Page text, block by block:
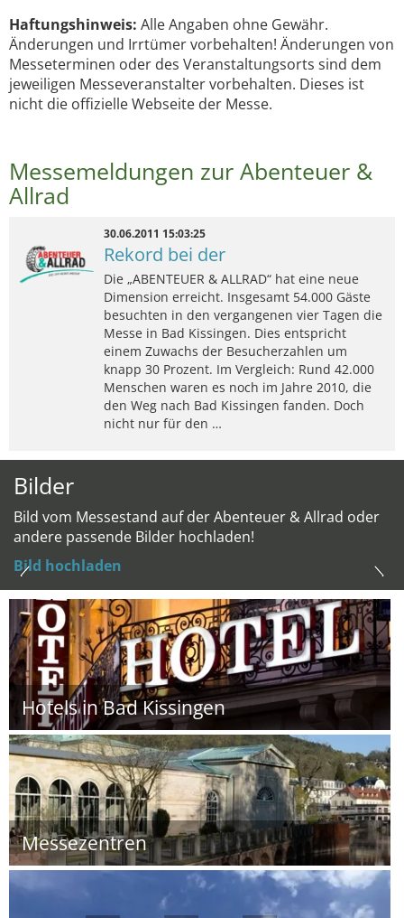
Haftungshinweis: Alle Angaben ohne Gewähr.
Änderungen und Irrtümer vorbehalten! Änderungen von
Messeterminen oder des Veranstaltungsorts sind dem
jeweiligen Messeveranstalter vorbehalten. Dieses ist
nicht die offizielle Webseite der Messe.
Messemeldungen zur Abenteuer &
Allrad
30.06.2011 15:03:25
Rekord bei der
Die „ABENTEUER & ALLRAD“ hat eine neue
Dimension erreicht. Insgesamt 54.000 Gäste
besuchten in den vergangenen vier Tagen die
Messe in Bad Kissingen. Dies entspricht
einem Zuwachs der Besucherzahlen um
knapp 30 Prozent. Im Vergleich: Rund 42.000
Menschen waren es noch im Jahre 2010, die
den Weg nach Bad Kissingen fanden. Doch
nicht nur für den …
Bilder
Bild vom Messestand auf der Abenteuer & Allrad oder
andere passende Bilder hochladen!
Bild hochladen
Hotels in Bad Kissingen
Messezentren